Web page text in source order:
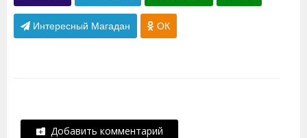
Интересный Магадан ОК
Добавить комментарий